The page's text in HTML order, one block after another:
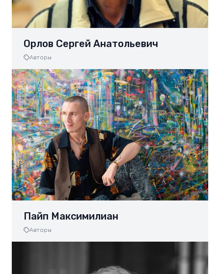
Орлов Сергей Анатольевич
Авторы
Пайп Максимилиан
Авторы